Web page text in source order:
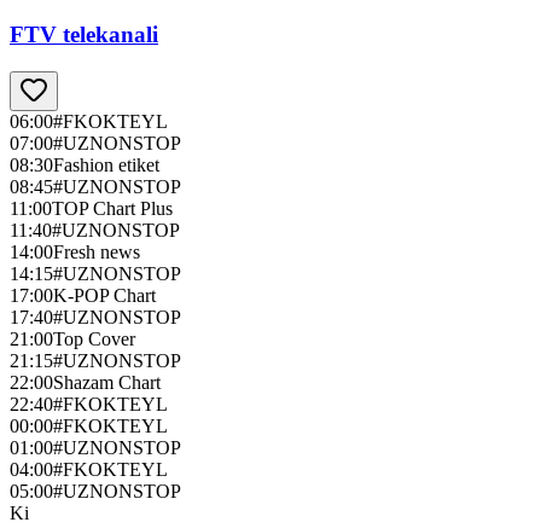
FTV telekanali
06:00#FKOKTEYL
07:00#UZNONSTOP
08:30Fashion etiket
08:45#UZNONSTOP
11:00TOP Chart Plus
11:40#UZNONSTOP
14:00Fresh news
14:15#UZNONSTOP
17:00K-POP Chart
17:40#UZNONSTOP
21:00Top Cover
21:15#UZNONSTOP
22:00Shazam Chart
22:40#FKOKTEYL
00:00#FKOKTEYL
01:00#UZNONSTOP
04:00#FKOKTEYL
05:00#UZNONSTOP
Ki